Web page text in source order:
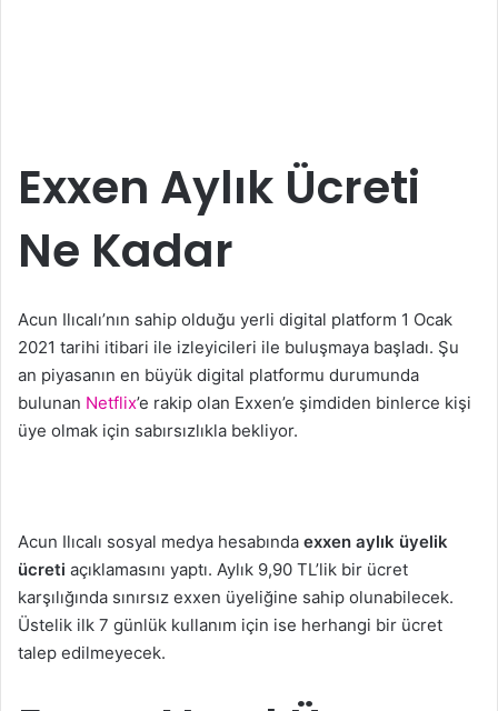
Exxen Aylık Ücreti
Ne Kadar
Acun Ilıcalı’nın sahip olduğu yerli digital platform 1 Ocak
2021 tarihi itibari ile izleyicileri ile buluşmaya başladı. Şu
an piyasanın en büyük digital platformu durumunda
bulunan Netflix’e rakip olan Exxen’e şimdiden binlerce kişi
üye olmak için sabırsızlıkla bekliyor.
Acun Ilıcalı sosyal medya hesabında exxen aylık üyelik
ücreti açıklamasını yaptı. Aylık 9,90 TL’lik bir ücret
karşılığında sınırsız exxen üyeliğine sahip olunabilecek.
Üstelik ilk 7 günlük kullanım için ise herhangi bir ücret
talep edilmeyecek.